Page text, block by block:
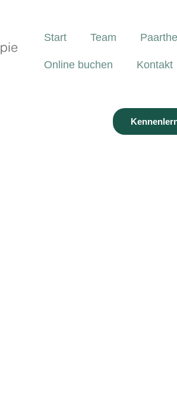
Start Team
Online buchen Kontakt